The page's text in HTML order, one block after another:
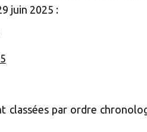
juin 2025 :
classées par ordre